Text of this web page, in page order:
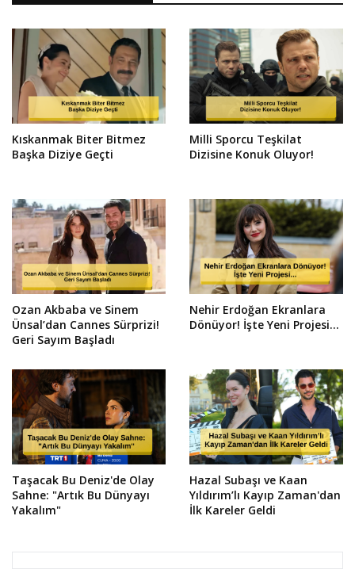
Kıskanmak Biter Bitmez
Başka Diziye Geçti
Milli Sporcu Teşkilat
Dizisine Konuk Oluyor!
Ozan Akbaba ve Sinem
Ünsal’dan Cannes Sürprizi!
Geri Sayım Başladı
Nehir Erdoğan Ekranlara
Dönüyor! İşte Yeni Projesi...
Taşacak Bu Deniz'de Olay
Sahne: "Artık Bu Dünyayı
Yakalım"
Hazal Subaşı ve Kaan
Yıldırım’lı Kayıp Zaman'dan
İlk Kareler Geldi